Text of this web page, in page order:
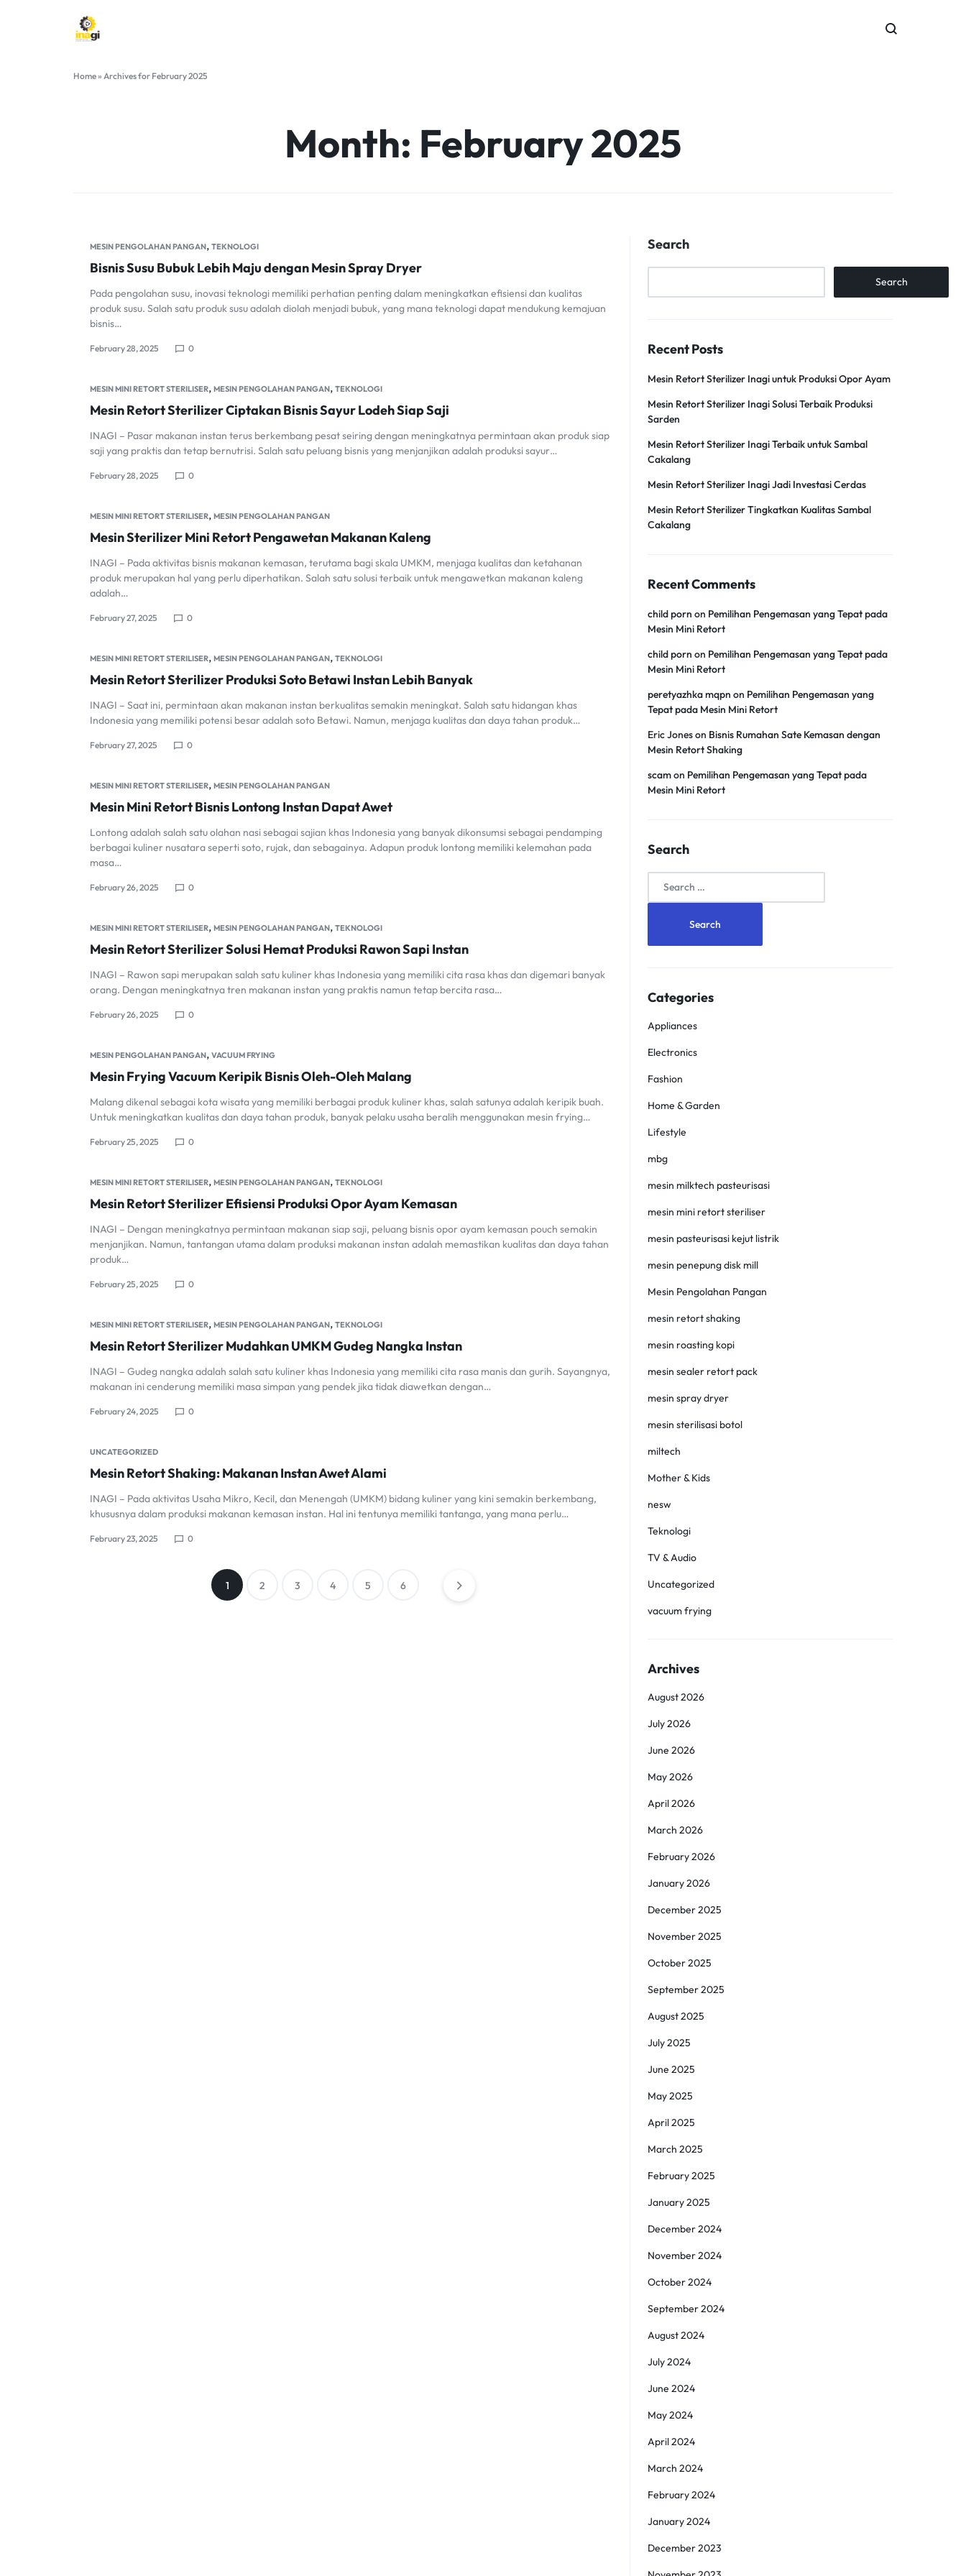
Home» Archives for February 2025
Month: February 2025
MESIN PENGOLAHAN PANGAN, TEKNOLOGI
Bisnis Susu Bubuk Lebih Maju dengan Mesin Spray Dryer
Pada pengolahan susu, inovasi teknologi memiliki perhatian penting dalam meningkatkan efisiensi dan kualitas
produk susu. Salah satu produk susu adalah diolah menjadi bubuk, yang mana teknologi dapat mendukung kemajuan
bisnis…
February 28, 2025 0
MESIN MINI RETORT STERILISER, MESIN PENGOLAHAN PANGAN, TEKNOLOGI
Mesin Retort Sterilizer Ciptakan Bisnis Sayur Lodeh Siap Saji
INAGI – Pasar makanan instan terus berkembang pesat seiring dengan meningkatnya permintaan akan produk siap
saji yang praktis dan tetap bernutrisi. Salah satu peluang bisnis yang menjanjikan adalah produksi sayur…
February 28, 2025 0
MESIN MINI RETORT STERILISER, MESIN PENGOLAHAN PANGAN
Mesin Sterilizer Mini Retort Pengawetan Makanan Kaleng
INAGI – Pada aktivitas bisnis makanan kemasan, terutama bagi skala UMKM, menjaga kualitas dan ketahanan
produk merupakan hal yang perlu diperhatikan. Salah satu solusi terbaik untuk mengawetkan makanan kaleng
adalah…
February 27, 2025 0
MESIN MINI RETORT STERILISER, MESIN PENGOLAHAN PANGAN, TEKNOLOGI
Mesin Retort Sterilizer Produksi Soto Betawi Instan Lebih Banyak
INAGI – Saat ini, permintaan akan makanan instan berkualitas semakin meningkat. Salah satu hidangan khas
Indonesia yang memiliki potensi besar adalah soto Betawi. Namun, menjaga kualitas dan daya tahan produk…
February 27, 2025 0
MESIN MINI RETORT STERILISER, MESIN PENGOLAHAN PANGAN
Mesin Mini Retort Bisnis Lontong Instan Dapat Awet
Lontong adalah salah satu olahan nasi sebagai sajian khas Indonesia yang banyak dikonsumsi sebagai pendamping
berbagai kuliner nusatara seperti soto, rujak, dan sebagainya. Adapun produk lontong memiliki kelemahan pada
masa…
February 26, 2025 0
MESIN MINI RETORT STERILISER, MESIN PENGOLAHAN PANGAN, TEKNOLOGI
Mesin Retort Sterilizer Solusi Hemat Produksi Rawon Sapi Instan
INAGI – Rawon sapi merupakan salah satu kuliner khas Indonesia yang memiliki cita rasa khas dan digemari banyak
orang. Dengan meningkatnya tren makanan instan yang praktis namun tetap bercita rasa…
February 26, 2025 0
MESIN PENGOLAHAN PANGAN, VACUUM FRYING
Mesin Frying Vacuum Keripik Bisnis Oleh-Oleh Malang
Malang dikenal sebagai kota wisata yang memiliki berbagai produk kuliner khas, salah satunya adalah keripik buah.
Untuk meningkatkan kualitas dan daya tahan produk, banyak pelaku usaha beralih menggunakan mesin frying…
February 25, 2025 0
MESIN MINI RETORT STERILISER, MESIN PENGOLAHAN PANGAN, TEKNOLOGI
Mesin Retort Sterilizer Efisiensi Produksi Opor Ayam Kemasan
INAGI – Dengan meningkatnya permintaan makanan siap saji, peluang bisnis opor ayam kemasan pouch semakin
menjanjikan. Namun, tantangan utama dalam produksi makanan instan adalah memastikan kualitas dan daya tahan
produk…
February 25, 2025 0
MESIN MINI RETORT STERILISER, MESIN PENGOLAHAN PANGAN, TEKNOLOGI
Mesin Retort Sterilizer Mudahkan UMKM Gudeg Nangka Instan
INAGI – Gudeg nangka adalah salah satu kuliner khas Indonesia yang memiliki cita rasa manis dan gurih. Sayangnya,
makanan ini cenderung memiliki masa simpan yang pendek jika tidak diawetkan dengan…
February 24, 2025 0
UNCATEGORIZED
Mesin Retort Shaking: Makanan Instan Awet Alami
INAGI – Pada aktivitas Usaha Mikro, Kecil, dan Menengah (UMKM) bidang kuliner yang kini semakin berkembang,
khususnya dalam produksi makanan kemasan instan. Hal ini tentunya memiliki tantanga, yang mana perlu…
February 23, 2025 0
1 2 3 4 5 6
Search
Search
Recent Posts
Mesin Retort Sterilizer Inagi untuk Produksi Opor Ayam
Mesin Retort Sterilizer Inagi Solusi Terbaik Produksi
Sarden
Mesin Retort Sterilizer Inagi Terbaik untuk Sambal
Cakalang
Mesin Retort Sterilizer Inagi Jadi Investasi Cerdas
Mesin Retort Sterilizer Tingkatkan Kualitas Sambal
Cakalang
Recent Comments
child porn on Pemilihan Pengemasan yang Tepat pada
Mesin Mini Retort
child porn on Pemilihan Pengemasan yang Tepat pada
Mesin Mini Retort
peretyazhka mqpn on Pemilihan Pengemasan yang
Tepat pada Mesin Mini Retort
Eric Joneson Bisnis Rumahan Sate Kemasan dengan
Mesin Retort Shaking
scamon Pemilihan Pengemasan yang Tepat pada
Mesin Mini Retort
Search
Search
Categories
Appliances
Electronics
Fashion
Home & Garden
Lifestyle
mbg
mesin milktech pasteurisasi
mesin mini retort steriliser
mesin pasteurisasi kejut listrik
mesin penepung disk mill
Mesin Pengolahan Pangan
mesin retort shaking
mesin roasting kopi
mesin sealer retort pack
mesin spray dryer
mesin sterilisasi botol
miltech
Mother & Kids
nesw
Teknologi
TV & Audio
Uncategorized
vacuum frying
Archives
August 2026
July 2026
June 2026
May 2026
April 2026
March 2026
February 2026
January 2026
December 2025
November 2025
October 2025
September 2025
August 2025
July 2025
June 2025
May 2025
April 2025
March 2025
February 2025
January 2025
December 2024
November 2024
October 2024
September 2024
August 2024
July 2024
June 2024
May 2024
April 2024
March 2024
February 2024
January 2024
December 2023